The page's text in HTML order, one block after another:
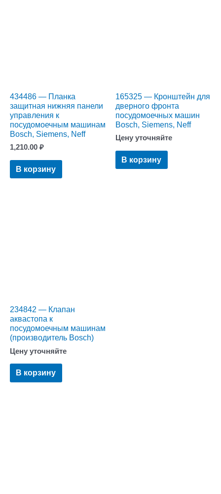
434486 — Планка
защитная нижняя панели
управления к
посудомоечным машинам
Bosch, Siemens, Neff
1,210.00 ₽
В корзину
165325 — Кронштейн для
дверного фронта
посудомоечных машин
Bosch, Siemens, Neff
Цену уточняйте
В корзину
234842 — Клапан
аквастопа к
посудомоечным машинам
(производитель Bosch)
Цену уточняйте
В корзину